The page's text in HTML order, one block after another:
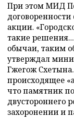
При этом МИД
акции.
такие
обычаи, таким
утверждал
Гжегож
происходящее
что памятник
двустороннего
захоронении и